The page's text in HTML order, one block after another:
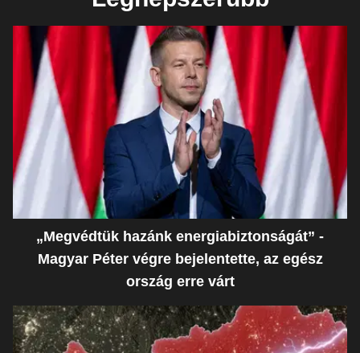
„Megvédtük hazánk energiabiztonságát” -
Magyar Péter végre bejelentette, az egész
ország erre várt